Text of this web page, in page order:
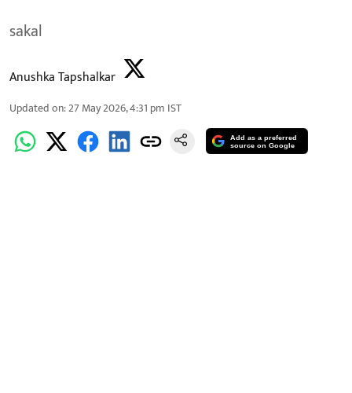
sakal
Anushka Tapshalkar
Updated on:27 May 2026, 4:31 pm IST
Add as a preferred
source on Google